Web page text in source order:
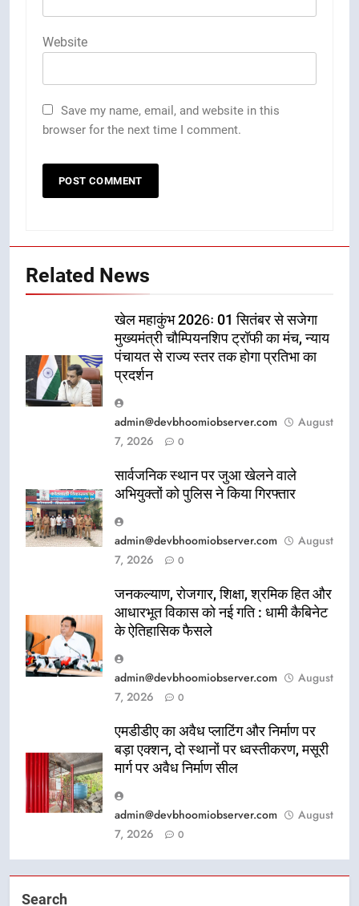
Website
Save my name, email, and website in this
browser for the next time I comment.
Related News
खेल महाकुंभ 2026ः 01 सितंबर से सजेगा
मुख्यमंत्री चौम्पियनशिप ट्रॉफी का मंच, न्याय
पंचायत से राज्य स्तर तक होगा प्रतिभा का
प्रदर्शन
admin@devbhoomiobserver.com
August
7, 2026
0
सार्वजनिक स्थान पर जुआ खेलने वाले
अभियुक्तों को पुलिस ने किया गिरफ्तार
admin@devbhoomiobserver.com
August
7, 2026
0
जनकल्याण, रोजगार, शिक्षा, श्रमिक हित और
आधारभूत विकास को नई गति : धामी कैबिनेट
के ऐतिहासिक फैसले
admin@devbhoomiobserver.com
August
7, 2026
0
एमडीडीए का अवैध प्लाटिंग और निर्माण पर
बड़ा एक्शन, दो स्थानों पर ध्वस्तीकरण, मसूरी
मार्ग पर अवैध निर्माण सील
admin@devbhoomiobserver.com
August
7, 2026
0
Search